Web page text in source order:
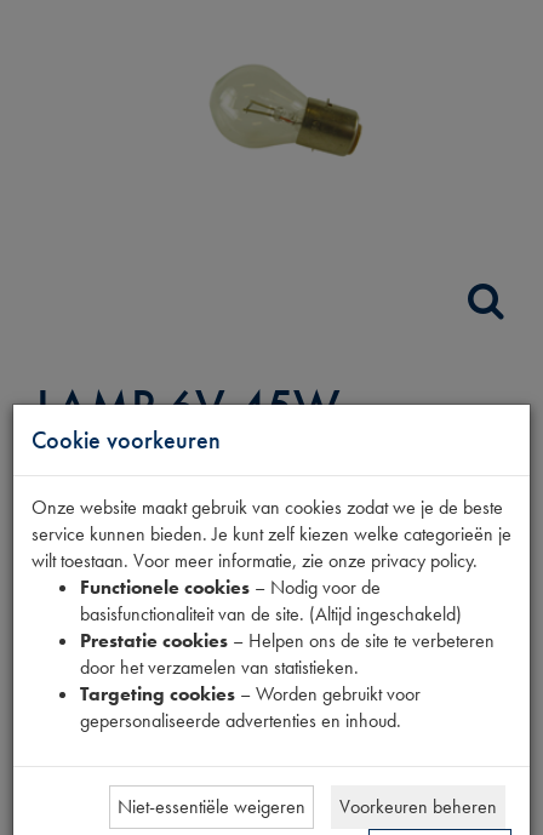
LAMP 6V 45W
SCHIJNWERPER
Fabrikant
OUTLET
Productnummer
6880097
Normale prijs
76 5, excl. btw
Uw prijs
€4,05 (€3,35excl. btw)
Cookie voorkeuren
Onze website maakt gebruik van cookies zodat we je de beste
service kunnen bieden. Je kunt zelf kiezen welke categorieën je
wilt toestaan. Voor meer informatie, zie onze privacy policy.
Functionele cookies – Nodig voor de
basisfunctionaliteit van de site. (Altijd ingeschakeld)
Prestatie cookies – Helpen ons de site te verbeteren
door het verzamelen van statistieken.
Targeting cookies – Worden gebruikt voor
gepersonaliseerde advertenties en inhoud.
Niet-essentiële weigeren
Voorkeuren beheren